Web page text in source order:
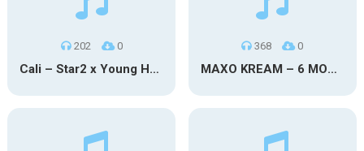
202 0
Cali – Star2 x Young Henny
368 0
MAXO KREAM – 6 MONTHS CLEAN